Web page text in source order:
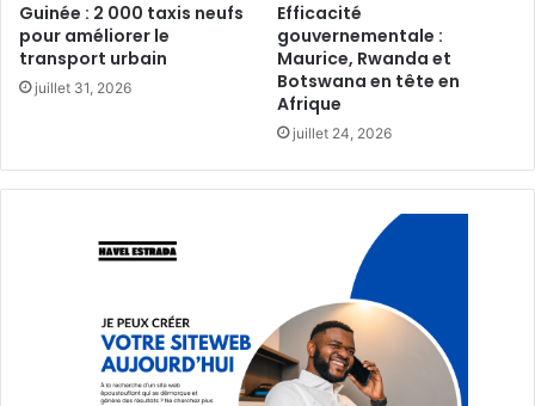
Guinée : 2 000 taxis neufs
pour améliorer le
transport urbain‎
juillet 31, 2026
Efficacité
gouvernementale :
Maurice, Rwanda et
Botswana en tête en
Afrique‎
juillet 24, 2026